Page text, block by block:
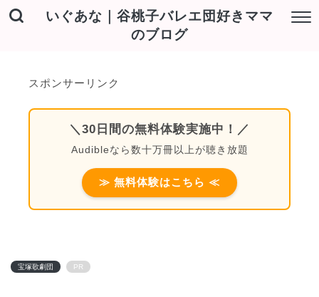
いぐあな｜谷桃子バレエ団好きママ
のブログ
スポンサーリンク
＼30日間の無料体験実施中！／
Audibleなら数十万冊以上が聴き放題
≫ 無料体験はこちら ≪
宝塚歌劇団 PR